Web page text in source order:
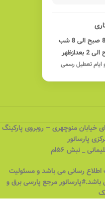
ایام تعطیل رسمی
خیابان منوچهری – روبروی پارکینگ
_ نبش ۵۶ام
رسانی می باشد و مسئولیت
باشد.#پارسانور مرجع پارسی برق و